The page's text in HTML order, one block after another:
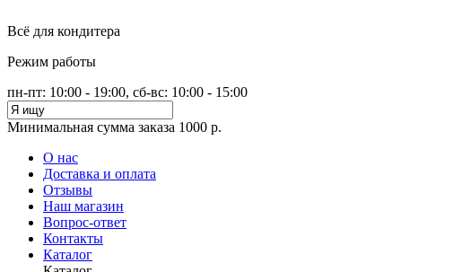
Всё для кондитера
Режим работы
пн-пт: 10:00 - 19:00, сб-вс: 10:00 - 15:00
Минимальная сумма заказа 1000 р.
О нас
Доставка и оплата
Отзывы
Наш магазин
Вопрос-ответ
Контакты
Каталог